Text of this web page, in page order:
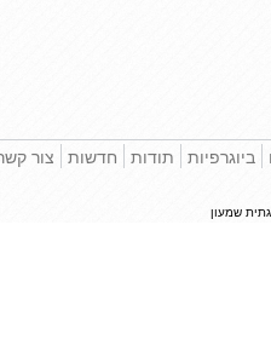
תודות חדשות צור קשר
שמעון